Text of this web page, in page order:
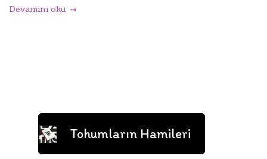
Devamını oku
Tohumların Hamileri